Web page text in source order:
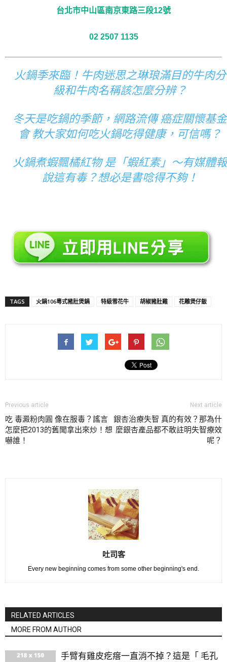
台北市中山區南京東路三段12號
02 2507 1135
火鍋季來臨！牛肉迷思之琳琅滿目的牛肉分
級和牛肉名稱該怎麼分辨？
冬天是吃鍋的季節，網路流傳 癌症關懷基金
會 教大家如何吃火鍋吃得健康，可信嗎？
火鍋煮蝦飄橘紅物 是「蝦紅素」～有媒體報
說這有毒？想必是書唸得不夠！
TAGS 火鍋106粵式豬肚煲鍋 特級雪花牛 胡椒豬肚雞 花雕煲仔飯
Previous article
吃 毒澱粉肉圓 像在服毒？謠言
怎麼把2013的舊聞拿出來炒！想
嚇誰！
Next article
銀杏治療失智 真的有效？那為什
麼銀杏產品都不敢註明失智療效
呢？
吐司客
Every new beginning comes from some other beginning's end.
RELATED ARTICLES
MORE FROM AUTHOR
手臂有雞皮疙瘩一直消不掉？這是「 毛孔